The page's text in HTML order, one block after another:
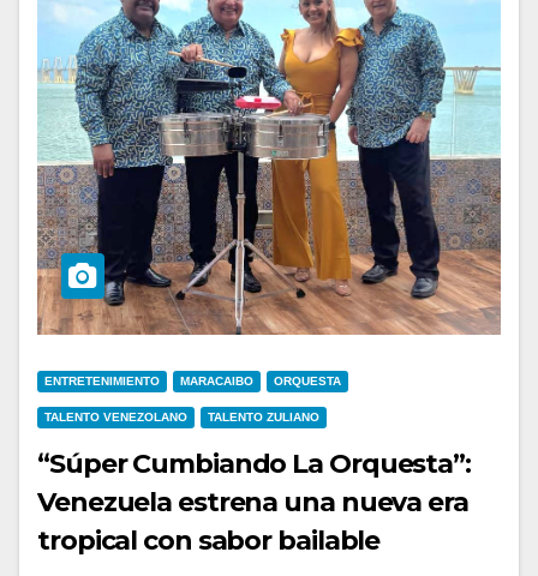
ENTRETENIMIENTO MARACAIBO ORQUESTA
TALENTO VENEZOLANO TALENTO ZULIANO
“Súper Cumbiando La Orquesta”:
Venezuela estrena una nueva era
tropical con sabor bailable